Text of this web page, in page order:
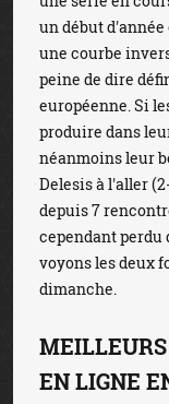
un début
une courbe
peine de dire
européenne. Si
produire dans
néanmoins leur
Delesis à l'aller
depuis 7
cependant perdu
voyons les deux
dimanche.
MEILLEURS
EN LIGNE